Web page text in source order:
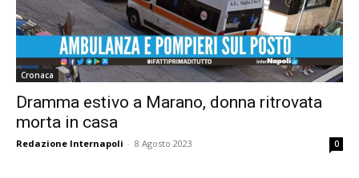
Cronaca
Dramma estivo a Marano, donna ritrovata
morta in casa
Redazione Internapoli - 8 Agosto 2023 0